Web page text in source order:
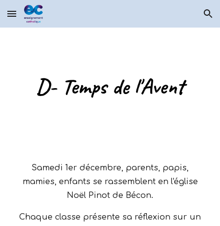
Skip to main content Skip to navigation
D- Temps de l'Avent
Samedi 1er décembre, parents, papis,
mamies, enfants se rassemblent en l'église
Noël Pinot de Bécon.
Chaque classe présente sa réflexion sur un